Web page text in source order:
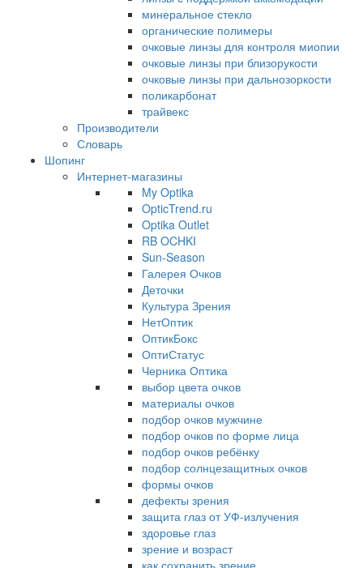
минеральное стекло
органические полимеры
очковые линзы для контроля миопии
очковые линзы при близорукости
очковые линзы при дальнозоркости
поликарбонат
трайвекс
Производители
Словарь
Шопинг
Интернет-магазины
My Optika
OpticTrend.ru
Optika Outlet
RB OCHKI
Sun-Season
Галерея Очков
Деточки
Культура Зрения
НетОптик
ОптикБокс
ОптиСтатус
Черника Оптика
выбор цвета очков
материалы очков
подбор очков мужчине
подбор очков по форме лица
подбор очков ребёнку
подбор солнцезащитных очков
формы очков
дефекты зрения
защита глаз от УФ-излучения
здоровье глаз
зрение и возраст